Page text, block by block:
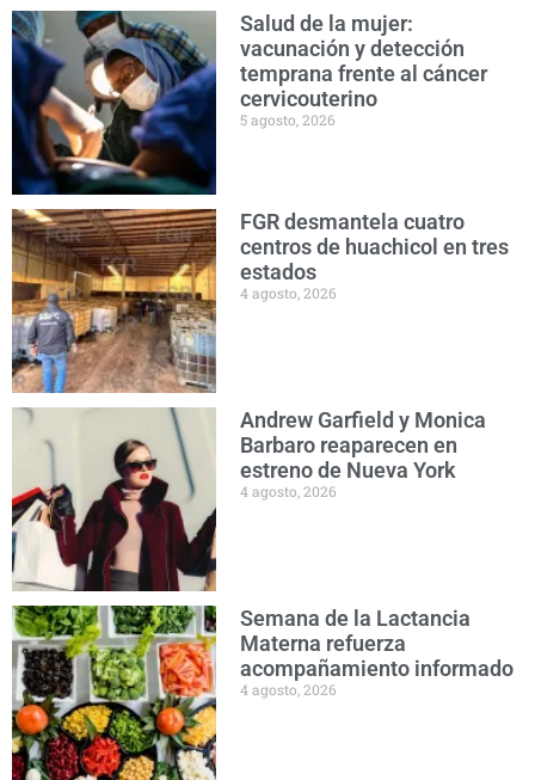
Salud de la mujer:
vacunación y detección
temprana frente al cáncer
cervicouterino
5 agosto, 2026
FGR desmantela cuatro
centros de huachicol en tres
estados
4 agosto, 2026
Andrew Garfield y Monica
Barbaro reaparecen en
estreno de Nueva York
4 agosto, 2026
Semana de la Lactancia
Materna refuerza
acompañamiento informado
4 agosto, 2026